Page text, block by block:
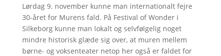
Lørdag 9. november kunne man internationalt fejre
30-året for Murens fald. På Festival of Wonder i
Silkeborg kunne man lokalt og selvfølgelig noget
mindre historisk glæde sig over, at muren mellem
børne- og voksenteater netop her også er faldet for